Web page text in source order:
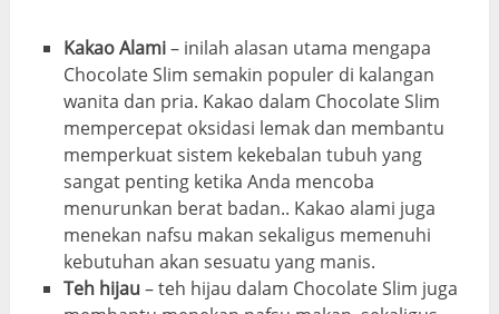
Kakao Alami– inilah alasan utama mengapa
Chocolate Slim semakin populer di kalangan
wanita dan pria. Kakao dalam Chocolate Slim
mempercepat oksidasi lemak dan membantu
memperkuat sistem kekebalan tubuh yang
sangat penting ketika Anda mencoba
menurunkan berat badan.. Kakao alami juga
menekan nafsu makan sekaligus memenuhi
kebutuhan akan sesuatu yang manis.
Teh hijau – teh hijau dalam Chocolate Slim juga